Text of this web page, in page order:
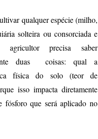
qualquer espécie (milho,
solteira ou consorciada e
precisa saber
duas coisas: qual a
física do solo (teor de
isso impacta diretamente
fósforo que será aplicado no